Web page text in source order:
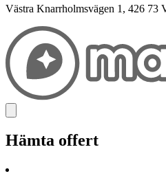
Västra Knarrholmsvägen 1, 426 73
Hämta offert